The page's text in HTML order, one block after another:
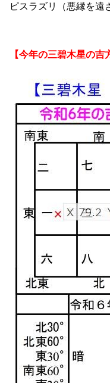
ピスラズリ（悪縁を遠
【今年の三碧木星の吉